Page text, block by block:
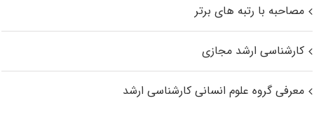
مصاحبه با رتبه های برتر
کارشناسی ارشد مجازی
معرفی گروه علوم انسانی کارشناسی ارشد